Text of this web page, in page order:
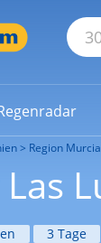
Region Murcia
3 Tage